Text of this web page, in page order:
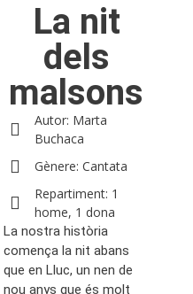
La nit
dels
malsons
Autor: Marta
Buchaca
Gènere: Cantata
Repartiment: 1
home, 1 dona
La nostra història
comença la nit abans
que en Lluc, un nen de
nou anys que és molt